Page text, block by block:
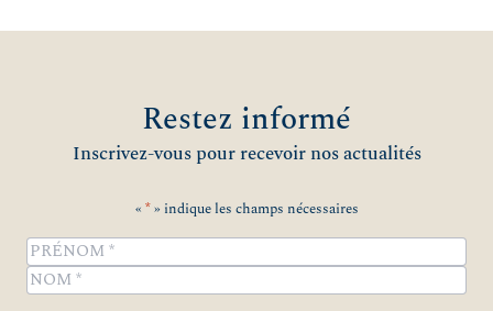
Restez informé
Inscrivez-vous pour recevoir nos actualités
« *» indique les champs nécessaires
Name*
Prénom